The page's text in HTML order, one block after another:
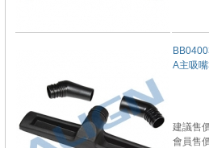
A主吸
建議售
會員售